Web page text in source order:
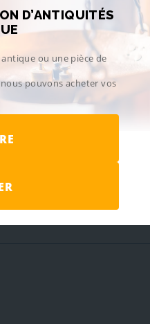
D’ANTIQUITÉS
ou une pièce de
pouvons acheter vos